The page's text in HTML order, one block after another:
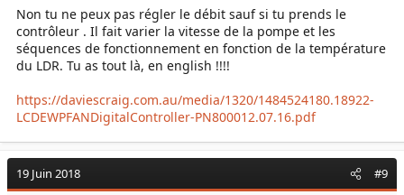
Non tu ne peux pas régler le débit sauf si tu prends le
contrôleur . Il fait varier la vitesse de la pompe et les
séquences de fonctionnement en fonction de la température
du LDR. Tu as tout là, en english !!!!
https://daviescraig.com.au/media/1320/1484524180.18922-
LCDEWPFANDigitalController-PN800012.07.16.pdf
19 Juin 2018 #9